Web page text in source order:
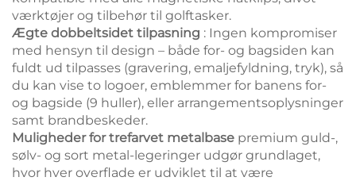
værktøjer og tilbehør til golftasker.
Ægte dobbeltsidet tilpasning : Ingen kompromiser
med hensyn til design – både for- og bagsiden kan
fuldt ud tilpasses (gravering, emaljefyldning, tryk), så
du kan vise to logoer, emblemmer for banens for-
og bagside (9 huller), eller arrangementsoplysninger
samt brandbeskeder.
Muligheder for trefarvet metalbase premium guld-,
sølv- og sort metal-legeringer udgør grundlaget,
hvor hver overflade er udviklet til at være